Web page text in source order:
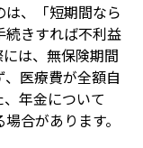
、「短期間なら
続きすれば不利益
は、無保険期間
医療費が全額自
年金について
合があります。